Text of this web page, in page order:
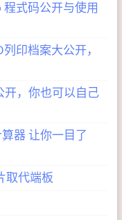
式码公开与使用
印档案大公开，
开，你也可以自己
器 让你一目了
取代端板